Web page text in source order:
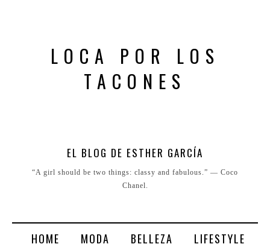
LOCA POR LOS
TACONES
EL BLOG DE ESTHER GARCÍA
“A girl should be two things: classy and fabulous.” ― Coco
Chanel.
HOME MODA BELLEZA LIFESTYLE